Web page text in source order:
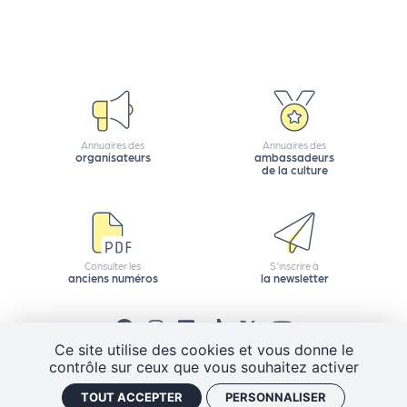
Ce site utilise des cookies et vous donne le
contrôle sur ceux que vous souhaitez activer
TOUT ACCEPTER PERSONNALISER
Annuaires des
organisateurs
Annuaires des
ambassadeurs
de la culture
Consulter les
anciens numéros
S'inscrire à
la newsletter
CGV Mentions légales
Plan de site
o
p
u
è
n
e